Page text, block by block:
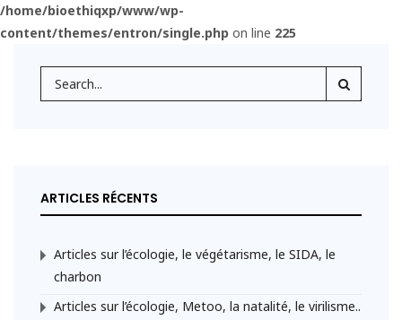
/home/bioethiqxp/www/wp-
content/themes/entron/single.php on line 225
ARTICLES RÉCENTS
Articles sur l’écologie, le végétarisme, le SIDA, le
charbon
Articles sur l’écologie, Metoo, la natalité, le virilisme..